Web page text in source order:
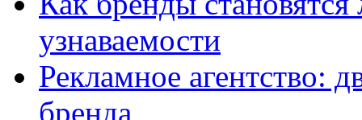
узнаваемости
Рекламное агентство:
бренда